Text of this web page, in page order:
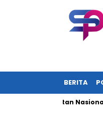
BERITA
Sorotan Nasional,